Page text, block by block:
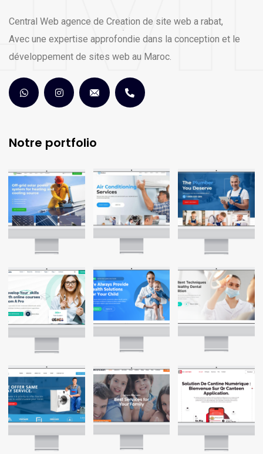
Central Web agence de Creation de site web a rabat,
Avec une expertise approfondie dans la conception et le
développement de sites web au Maroc.
Notre portfolio